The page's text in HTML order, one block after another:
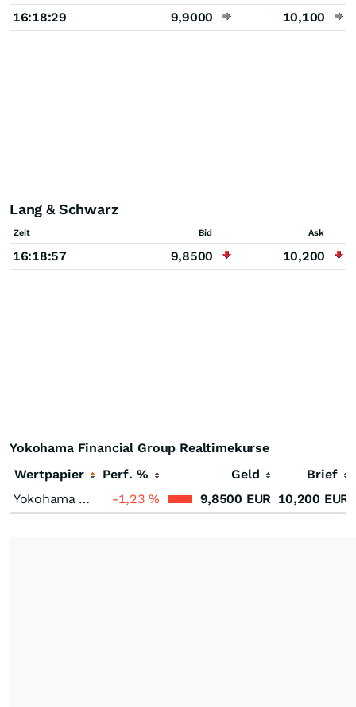
16:18:29 9,9000 10,100
Lang & Schwarz
Zeit Bid Ask
16:18:57 9,8500 10,200
Yokohama Financial Group Realtimekurse
Wertpapier
Perf. % Geld
Brief
Yokohama Financial Group
-1,23% 9,8500 EUR 10,200 EUR